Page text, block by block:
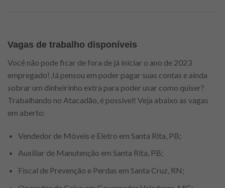
Vagas de trabalho disponíveis
Você não pode ficar de fora de já iniciar o ano de 2023
empregado! Já pensou em poder pagar suas contas e ainda
sobrar um dinheirinho extra para poder usar como quiser?
Trabalhando no Atacadão, é possível! Veja abaixo as vagas
em aberto:
Vendedor de Móveis e Eletro em Santa Rita, PB;
Auxiliar de Manutenção em Santa Rita, PB;
Fiscal de Prevenção e Perdas em Santa Cruz, RN;